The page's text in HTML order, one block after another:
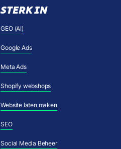
STERK IN
GEO (AI)
Google Ads
Meta Ads
Shopify webshops
Website laten maken
SEO
Social Media Beheer